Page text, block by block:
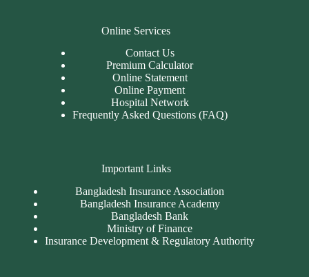
Online Services
Contact Us
Premium Calculator
Online Statement
Online Payment
Hospital Network
Frequently Asked Questions (FAQ)
Important Links
Bangladesh Insurance Association
Bangladesh Insurance Academy
Bangladesh Bank
Ministry of Finance
Insurance Development & Regulatory Authority